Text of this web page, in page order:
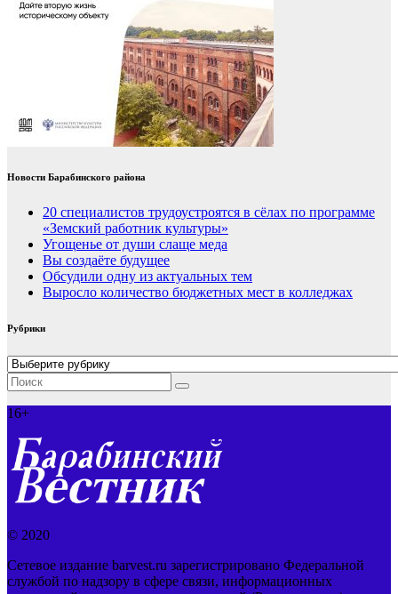
Новости Барабинского района
20 специалистов трудоустроятся в сёлах по программе
«Земский работник культуры»
Угощенье от души слаще меда
Вы создаёте будущее
Обсудили одну из актуальных тем
Выросло количество бюджетных мест в колледжах
Рубрики
Рубрики
16+
© 2020
Сетевое издание barvest.ru зарегистрировано Федеральной
службой по надзору в сфере связи, информационных